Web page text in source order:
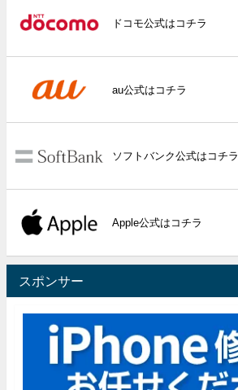
ドコモ公式はコチラ
au公式はコチラ
ソフトバンク公式はコチラ
Apple公式はコチラ
スポンサー